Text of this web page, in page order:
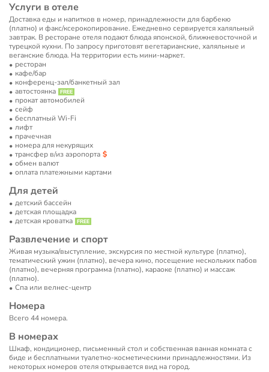
Услуги в отеле
Доставка еды и напитков в номер, принадлежности для барбекю
(платно) и факс/ксерокопирование. Ежедневно сервируется халяльный
завтрак. В ресторане отеля подают блюда японской, ближневосточной и
турецкой кухни. По запросу приготовят вегетарианские, халяльные и
веганские блюда. На территории есть мини-маркет.
ресторан
кафе/бар
конференц-зал/банкетный зал
автостоянка
прокат автомобилей
сейф
бесплатный Wi-Fi
лифт
прачечная
номера для некурящих
трансфер в/из аэропорта
обмен валют
оплата платежными картами
Для детей
детский бассейн
детская площадка
детская кроватка
Развлечение и спорт
Живая музыка/выступление, экскурсия по местной культуре (платно),
тематический ужин (платно), вечера кино, посещение нескольких пабов
(платно), вечерняя программа (платно), караоке (платно) и массаж
(платно).
Спа или велнес-центр
Номера
Всего 44 номера.
В номерах
Шкаф, кондиционер, письменный стол и собственная ванная комната с
биде и бесплатными туалетно-косметическими принадлежностями. Из
некоторых номеров отеля открывается вид на город.